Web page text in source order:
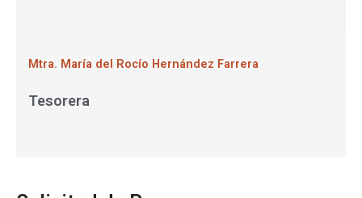
Mtra. María del Rocío Hernández Farrera
Tesorera